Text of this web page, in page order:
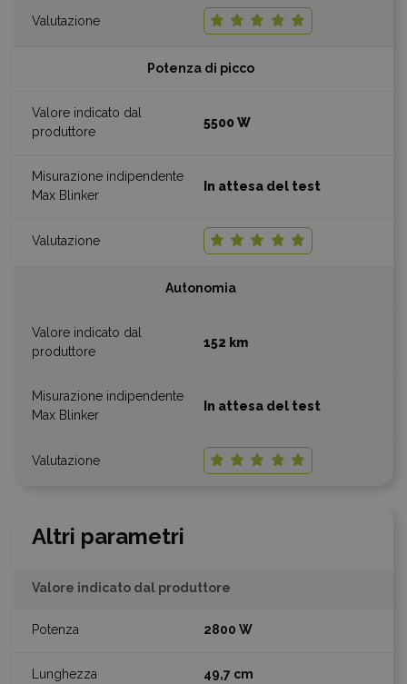
Potenza di picco
5500 W
In attesa del test
Autonomia
152 km
In attesa del test
Altri parametri
Valore indicato dal produttore
2800 W
49,7 cm